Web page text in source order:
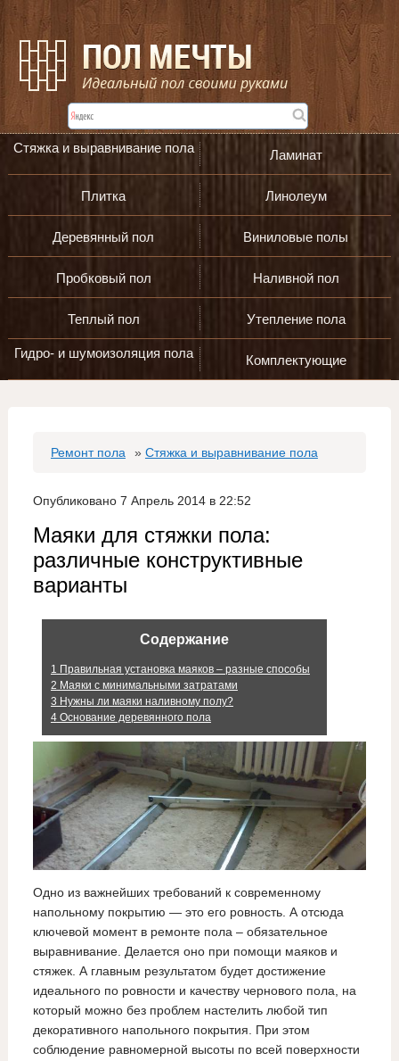
Стяжка и выравнивание пола Ламинат
Плитка Линолеум
Деревянный пол Виниловые полы
Пробковый пол Наливной пол
Теплый пол Утепление пола
Гидро- и шумоизоляция пола Комплектующие
Ремонт пола » Стяжка и выравнивание пола
Опубликовано 7 Апрель 2014 в 22:52
Маяки для стяжки пола:
различные конструктивные
варианты
Содержание
1 Правильная установка маяков – разные способы
2 Маяки с минимальными затратами
3 Нужны ли маяки наливному полу?
4Основание деревянного пола
Одно из важнейших требований к современному
напольному покрытию — это его ровность. А отсюда
ключевой момент в ремонте пола – обязательное
выравнивание. Делается оно при помощи маяков и
стяжек. А главным результатом будет достижение
идеального по ровности и качеству чернового пола, на
который можно без проблем настелить любой тип
декоративного напольного покрытия. При этом
соблюдение равномерной высоты по всей поверхности